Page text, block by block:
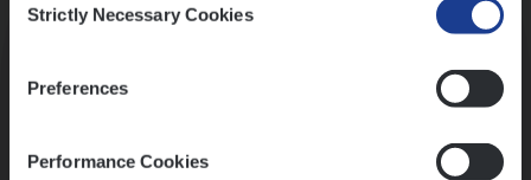
Selection
Strictly Necessary Cookies
Preferences
Performance Cookies